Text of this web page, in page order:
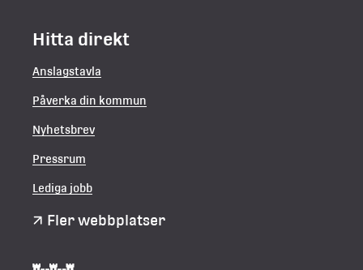
Hitta direkt
Anslagstavla
Påverka din kommun
Nyhetsbrev
Pressrum
Lediga jobb
Fler webbplatser